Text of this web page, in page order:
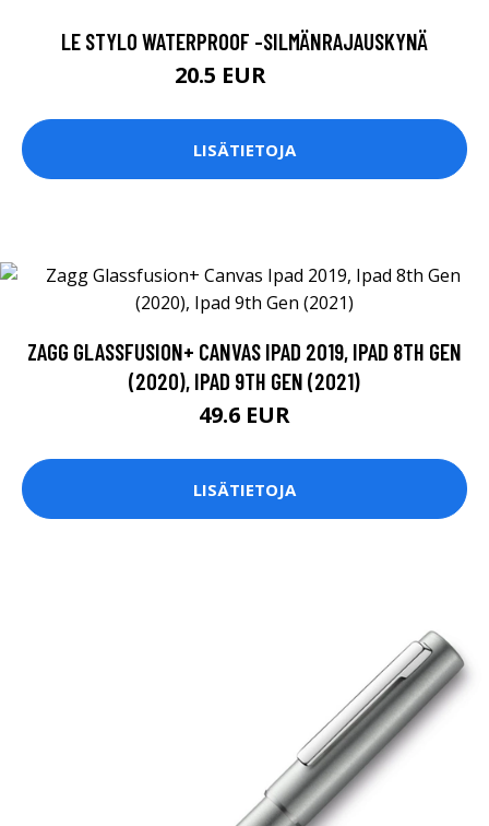
LE STYLO WATERPROOF -SILMÄNRAJAUSKYNÄ
20.5 EUR
LISÄTIETOJA
ZAGG GLASSFUSION+ CANVAS IPAD 2019, IPAD 8TH GEN
(2020), IPAD 9TH GEN (2021)
49.6 EUR
LISÄTIETOJA